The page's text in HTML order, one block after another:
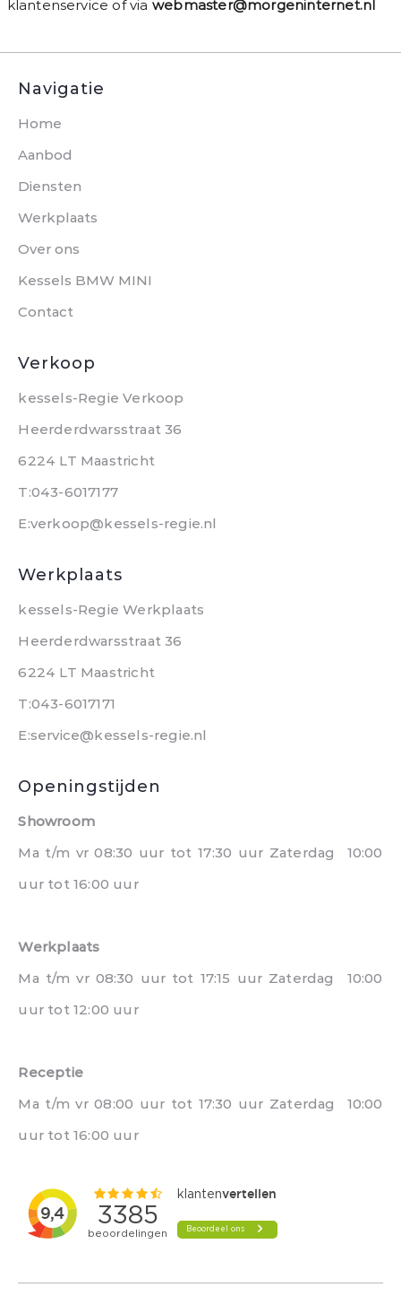
klantenservice of via webmaster@morgeninternet.nl
Navigatie
Home
Aanbod
Diensten
Werkplaats
Over ons
Kessels BMW MINI
Contact
Verkoop
kessels-Regie Verkoop
Heerderdwarsstraat 36
6224 LT Maastricht
T:043-6017177
E:verkoop@kessels-regie.nl
Werkplaats
kessels-Regie Werkplaats
Heerderdwarsstraat 36
6224 LT Maastricht
T:043-6017171
E:service@kessels-regie.nl
Openingstijden
Showroom
Ma t/m vr 08:30 uur tot 17:30 uur Zaterdag 10:00
uur tot 16:00 uur
Werkplaats
Ma t/m vr 08:30 uur tot 17:15 uur Zaterdag 10:00
uur tot 12:00 uur
Receptie
Ma t/m vr 08:00 uur tot 17:30 uur Zaterdag 10:00
uur tot 16:00 uur